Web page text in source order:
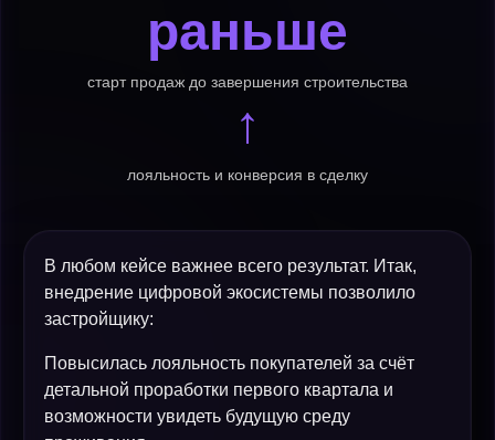
раньше
старт продаж до завершения строительства
↑
лояльность и конверсия в сделку
В любом кейсе важнее всего результат. Итак,
внедрение цифровой экосистемы позволило
застройщику:
Повысилась лояльность покупателей за счёт
детальной проработки первого квартала и
возможности увидеть будущую среду